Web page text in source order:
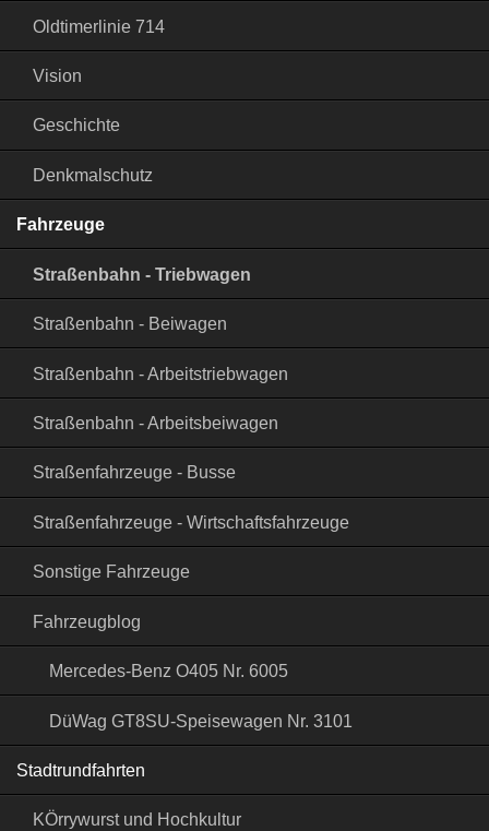
Oldtimerlinie 714
Vision
Geschichte
Denkmalschutz
Fahrzeuge
Straßenbahn - Triebwagen
Straßenbahn - Beiwagen
Straßenbahn - Arbeitstriebwagen
Straßenbahn - Arbeitsbeiwagen
Straßenfahrzeuge - Busse
Straßenfahrzeuge - Wirtschaftsfahrzeuge
Sonstige Fahrzeuge
Fahrzeugblog
Mercedes-Benz O405 Nr. 6005
DüWag GT8SU-Speisewagen Nr. 3101
Stadtrundfahrten
KÖrrywurst und Hochkultur